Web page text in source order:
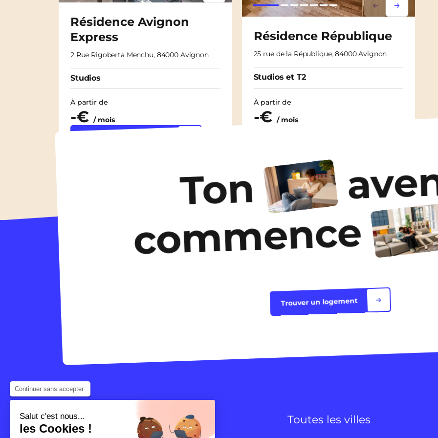
Résidence Avignon
Express
2 Rue Rigoberta Menchu, 84000 Avignon
Studios
À partir de
-€ / mois
Lorem ipsum
Lorem
Résidence République
25 rue de la République, 84000 Avignon
Studios et T2
À partir de
-€ / mois
Ton
commence
Trouver un logement
Toutes les villes
Continuer sans accepter
Salut c'est nous...
les Cookies !